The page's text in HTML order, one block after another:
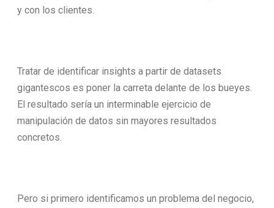
y con los clientes.
Tratar de identificar insights a partir de datasets
gigantescos es poner la carreta delante de los bueyes.
El resultado sería un interminable ejercicio de
manipulación de datos sin mayores resultados
concretos.
Pero si primero identificamos un problema del negocio,